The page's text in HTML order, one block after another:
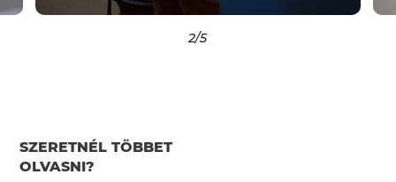
2/5
SZERETNÉL TÖBBET
OLVASNI?